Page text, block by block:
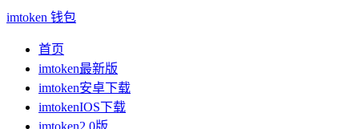
imtoken 钱包
首页
imtoken最新版
imtoken安卓下载
imtokenIOS下载
imtoken2.0版